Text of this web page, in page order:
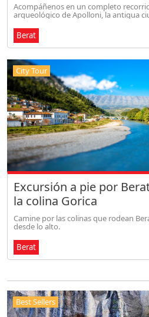
Acompáñenos en un completo
arqueológico de Apolloni, la antigua
portal in
Berat
City Tour
Excursión a pie por
la colina Gorica
Camine por las colinas que rodean
desde lo alto.
Berat
Best Sellers